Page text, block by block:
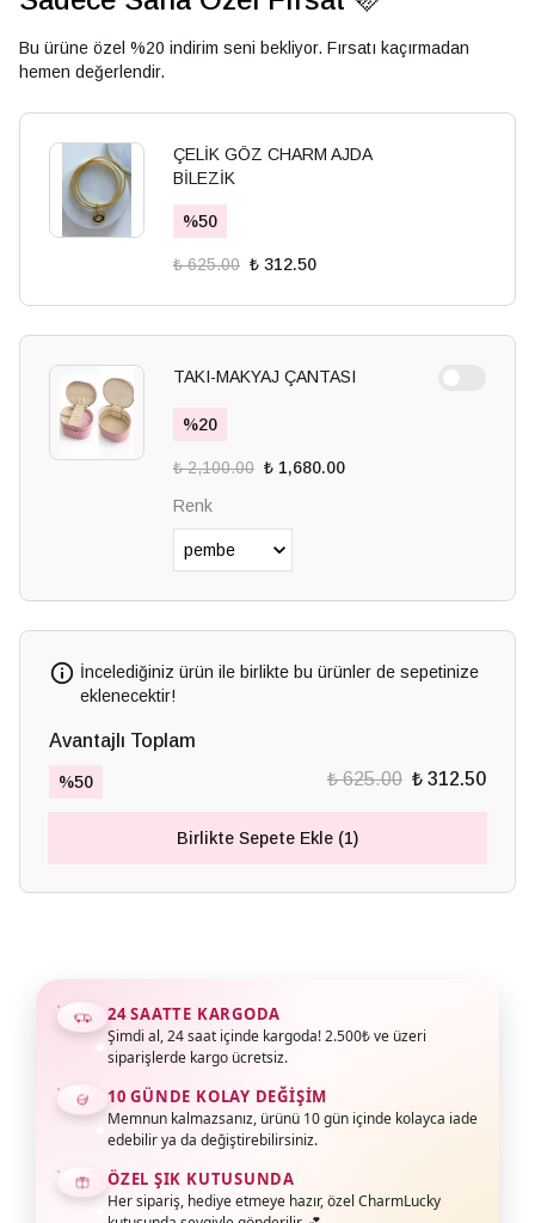
Bu ürüne özel %20 indirim seni bekliyor. Fırsatı kaçırmadan
hemen değerlendir.
ÇELİK GÖZ CHARM AJDA
BİLEZİK
%50
₺ 625.00 ₺ 312.50
TAKI-MAKYAJ ÇANTASI
%20
₺ 2,100.00 ₺ 1,680.00
Renk
İncelediğiniz ürün ile birlikte bu ürünler de sepetinize
eklenecektir!
Avantajlı Toplam
%50 ₺ 625.00 ₺ 312.50
Birlikte Sepete Ekle (1)
24 SAATTE KARGODA
Şimdi al, 24 saat içinde kargoda! 2.500₺ ve üzeri
siparişlerde kargo ücretsiz.
10 GÜNDE KOLAY DEĞIŞIM
Memnun kalmazsanız, ürünü 10 gün içinde kolayca iade
edebilir ya da değiştirebilirsiniz.
ÖZEL ŞIK KUTUSUNDA
Her sipariş, hediye etmeye hazır, özel CharmLucky